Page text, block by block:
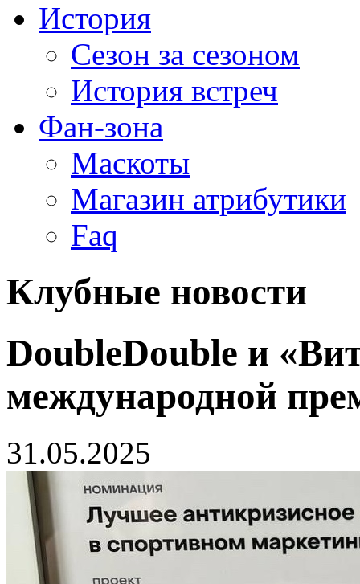
История
Сезон за сезоном
История встреч
Фан-зона
Маскоты
Магазин атрибутики
Faq
Клубные новости
DoubleDouble и
международной
31.05.2025